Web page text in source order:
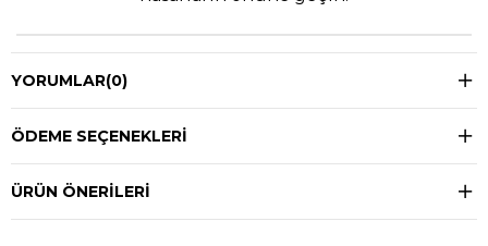
YORUMLAR(0)
ÖDEME SEÇENEKLERI
ÜRÜN ÖNERILERI